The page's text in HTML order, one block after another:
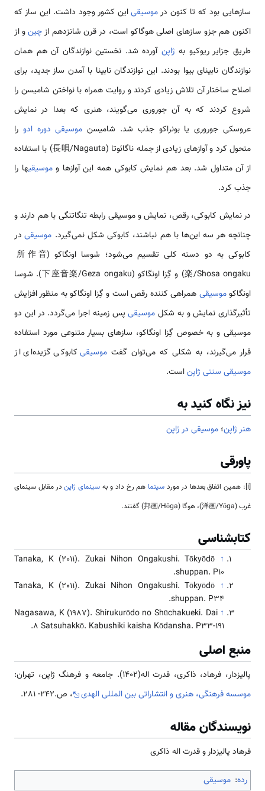
سازهایی بود که تا کنون درموسیقیاین کشور وجود داشت. این ساز که
اکنون هم جزو سازهای اصلی هوگاکو است، در قرن شانزدهم ازچینو از
طریق جزایر ریوکیو به ژاپن آورده شد. نخستین نوازندگان آن هم همان
نوازندگان نابینای بیوا بودند. این نوازندگان نابینا با آمدن ساز جدید، برای
اصلاح ساختار آن تلاش زیادی کردند و روایت همراه با نواختن شامیسن را
شروع کردند که به آن جوروری می‌گویند، هنری که بعدا در نمایش
عروسکی جوروری یا بونراکو جذب شد. شامیسن موسیقی دوره ادو را
متحول کرد و آوازهای زیادی از جمله ناگائوتا (長唄/Nagauta) با استفاده
از آن متداول شد. بعد هم نمایش کابوکی همه این آوازها وموسیقیها را
جذب کرد.
در نمایش کابوکی، رقص، نمایش و موسیقی رابطه تنگاتنگی با هم دارند و
چنانچه هر سه این‌ها با هم نباشند، کابوکی شکل نمی‌گیرد. موسیقیدر
کابوکی به دو دسته کلی تقسیم می‌شود؛ شوسا اونگاکو (所作音
楽/Shosa ongaku) و گِزا اونگاکو (下座音楽/Geza ongaku). شوسا
اونگاکوموسیقی همراهی کننده رقص است و گِزا اونگاکو به منظور افزایش
تأثیرگذاری نمایش و به شکل موسیقیپس زمینه اجرا می‌گردد. در این دو
موسیقی و به خصوص گِزا اونگاکو، سازهای بسیار متنوعی مورد استفاده
قرار می‌گیرند، به شکلی که می‌توان گفت موسیقی کابوکی گزیده‌ای از
موسیقی سنتی ژاپناست.
نیز نگاه کنید به
هنر ژاپن؛ موسیقی در ژاپن
پاورقی
[i]: همین اتفاق بعدها در مورد سینماهم رخ داد و به سینمای ژاپندر مقابل سینمای
غرب (洋画/Yōga)، هوگا (邦画/Hōga) ‌گفتند.
کتابشناسی
↑
Tanaka, K (2011). Zukai Nihon Ongakushi. Tōkyōdō
shuppan. P10.
↑
Tanaka, K (2011). Zukai Nihon Ongakushi. Tōkyōdō
shuppan. P34.
↑
Nagasawa, K (1987). Shirukurōdo no Shūchakueki. Dai
8 Satsuhakkō. Kabushiki kaisha Kōdansha. P33-191.
منبع اصلی
پالیزدار، فرهاد، ذاکری، قدرت اله(1402). جامعه و فرهنگ ژاپن، تهران:
موسسه فرهنگی، هنری و انتشاراتی بین المللی الهدی
، ص.242- 281.
نویسندگان مقاله
فرهاد پالیزدار و قدرت اله ذاکری
رده: موسیقی